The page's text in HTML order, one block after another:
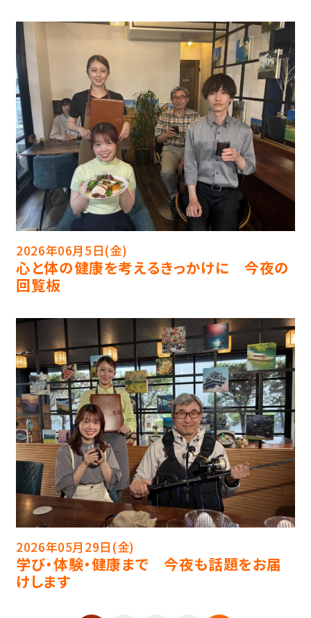
2026年06月5日(金)
心と体の健康を考えるきっかけに 今夜の
回覧板
2026年05月29日(金)
学び・体験・健康まで 今夜も話題をお届
けします